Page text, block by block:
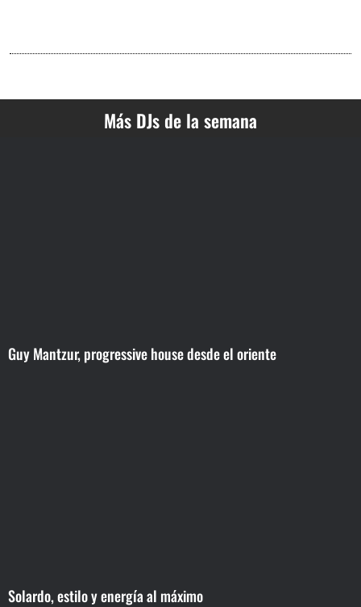
Más DJs de la semana
Guy Mantzur, progressive house desde el oriente
Solardo, estilo y energía al máximo